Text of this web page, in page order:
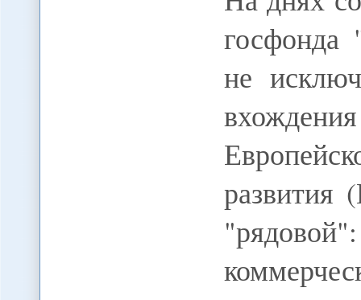
госфонда
не
развития